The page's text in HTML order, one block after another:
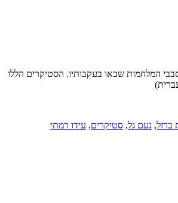
המלחמות שבאו בעקבותיו. הסטיקרים הללו
ברזל, נעם גל, סטיקרים, עידו רמתי